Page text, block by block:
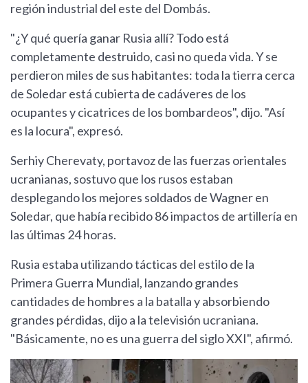
región industrial del este del Dombás.
"¿Y qué quería ganar Rusia allí? Todo está
completamente destruido, casi no queda vida. Y se
perdieron miles de sus habitantes: toda la tierra cerca
de Soledar está cubierta de cadáveres de los
ocupantes y cicatrices de los bombardeos", dijo. "Así
es la locura", expresó.
Serhiy Cherevaty, portavoz de las fuerzas orientales
ucranianas, sostuvo que los rusos estaban
desplegando los mejores soldados de Wagner en
Soledar, que había recibido 86 impactos de artillería en
las últimas 24 horas.
Rusia estaba utilizando tácticas del estilo de la
Primera Guerra Mundial, lanzando grandes
cantidades de hombres a la batalla y absorbiendo
grandes pérdidas, dijo a la televisión ucraniana.
"Básicamente, no es una guerra del siglo XXI", afirmó.